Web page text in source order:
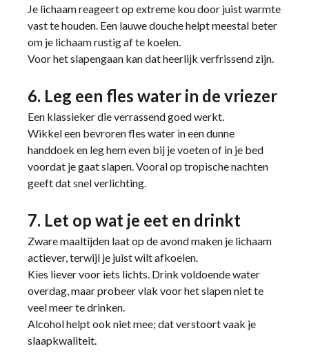
Je lichaam reageert op extreme kou door juist warmte
vast te houden. Een lauwe douche helpt meestal beter
om je lichaam rustig af te koelen.
Voor het slapengaan kan dat heerlijk verfrissend zijn.
6. Leg een fles water in de vriezer
Een klassieker die verrassend goed werkt.
Wikkel een bevroren fles water in een dunne
handdoek en leg hem even bij je voeten of in je bed
voordat je gaat slapen. Vooral op tropische nachten
geeft dat snel verlichting.
7. Let op wat je eet en drinkt
Zware maaltijden laat op de avond maken je lichaam
actiever, terwijl je juist wilt afkoelen.
Kies liever voor iets lichts. Drink voldoende water
overdag, maar probeer vlak voor het slapen niet te
veel meer te drinken.
Alcohol helpt ook niet mee; dat verstoort vaak je
slaapkwaliteit.